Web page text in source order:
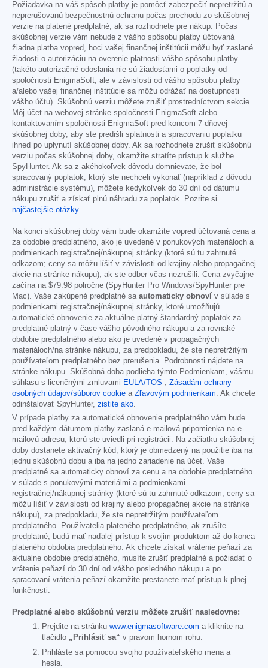
Požiadavka na váš spôsob platby je pomôcť zabezpečiť nepretržitú a
neprerušovanú bezpečnostnú ochranu počas prechodu zo skúšobnej
verzie na platené predplatné, ak sa rozhodnete pre nákup. Počas
skúšobnej verzie vám nebude z vášho spôsobu platby účtovaná
žiadna platba vopred, hoci vašej finančnej inštitúcii môžu byť zaslané
žiadosti o autorizáciu na overenie platnosti vášho spôsobu platby
(takéto autorizačné odoslania nie sú žiadosťami o poplatky od
spoločnosti EnigmaSoft, ale v závislosti od vášho spôsobu platby
a/alebo vašej finančnej inštitúcie sa môžu odrážať na dostupnosti
vášho účtu). Skúšobnú verziu môžete zrušiť prostredníctvom sekcie
Môj účet na webovej stránke spoločnosti EnigmaSoft alebo
kontaktovaním spoločnosti EnigmaSoft pred koncom 7-dňovej
skúšobnej doby, aby ste predišli splatnosti a spracovaniu poplatku
ihneď po uplynutí skúšobnej doby. Ak sa rozhodnete zrušiť skúšobnú
verziu počas skúšobnej doby, okamžite stratíte prístup k službe
SpyHunter. Ak sa z akéhokoľvek dôvodu domnievate, že bol
spracovaný poplatok, ktorý ste nechceli vykonať (napríklad z dôvodu
administrácie systému), môžete kedykoľvek do 30 dní od dátumu
nákupu zrušiť a získať plnú náhradu za poplatok. Pozrite si
najčastejšie otázky.
Na konci skúšobnej doby vám bude okamžite vopred účtovaná cena a
za obdobie predplatného, ako je uvedené v ponukových materiáloch a
podmienkach registračnej/nákupnej stránky (ktoré sú tu zahrnuté
odkazom; ceny sa môžu líšiť v závislosti od krajiny alebo propagačnej
akcie na stránke nákupu), ak ste odber včas nezrušili. Cena zvyčajne
začína na $79.98 polročne (SpyHunter Pro Windows/SpyHunter pre
Mac). Vaše zakúpené predplatné sa automaticky obnoví v súlade s
podmienkami registračnej/nákupnej stránky, ktoré umožňujú
automatické obnovenie za aktuálne platný štandardný poplatok za
predplatné platný v čase vášho pôvodného nákupu a za rovnaké
obdobie predplatného alebo ako je uvedené v propagačných
materiáloch/na stránke nákupu, za predpokladu, že ste nepretržitým
používateľom predplatného bez prerušenia. Podrobnosti nájdete na
stránke nákupu. Skúšobná doba podlieha týmto Podmienkam, vášmu
súhlasu s licenčnými zmluvami EULA/TOS , Zásadám ochrany
osobných údajov/súborov cookie a Zľavovým podmienkam. Ak chcete
odinštalovať SpyHunter, zistite ako.
V prípade platby za automatické obnovenie predplatného vám bude
pred každým dátumom platby zaslaná e-mailová pripomienka na e-
mailovú adresu, ktorú ste uviedli pri registrácii. Na začiatku skúšobnej
doby dostanete aktivačný kód, ktorý je obmedzený na použitie iba na
jednu skúšobnú dobu a iba na jedno zariadenie na účet. Vaše
predplatné sa automaticky obnoví za cenu a na obdobie predplatného
v súlade s ponukovými materiálmi a podmienkami
registračnej/nákupnej stránky (ktoré sú tu zahrnuté odkazom; ceny sa
môžu líšiť v závislosti od krajiny alebo propagačnej akcie na stránke
nákupu), za predpokladu, že ste nepretržitým používateľom
predplatného. Používatelia plateného predplatného, ak zrušíte
predplatné, budú mať naďalej prístup k svojim produktom až do konca
plateného obdobia predplatného. Ak chcete získať vrátenie peňazí za
aktuálne obdobie predplatného, musíte zrušiť predplatné a požiadať o
vrátenie peňazí do 30 dní od vášho posledného nákupu a po
spracovaní vrátenia peňazí okamžite prestanete mať prístup k plnej
funkčnosti.
Predplatné alebo skúšobnú verziu môžete zrušiť nasledovne:
Prejdite na stránku www.enigmasoftware.com a kliknite na
tlačidlo „Prihlásiť sa“ v pravom hornom rohu.
Prihláste sa pomocou svojho používateľského mena a
hesla.